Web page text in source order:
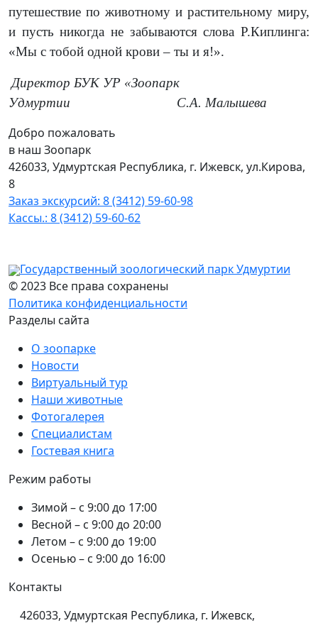
путешествие по животному и растительному миру,
и пусть никогда не забываются слова Р.Киплинга:
«Мы с тобой одной крови – ты и я!».
Директор БУК УР «Зоопарк
Удмуртии
С.А. Малышева
Добро пожаловать
в наш Зоопарк
426033, Удмуртская Республика, г. Ижевск, ул.Кирова,
8
Заказ экскурсий: 8 (3412) 59-60-98
Кассы.: 8 (3412) 59-60-62
Государственный зоологический парк Удмуртии
© 2023 Все права сохранены
Политика конфиденциальности
Разделы сайта
О зоопарке
Новости
Виртуальный тур
Наши животные
Фотогалерея
Специалистам
Гостевая книга
Режим работы
Зимой – с 9:00 до 17:00
Весной – с 9:00 до 20:00
Летом – с 9:00 до 19:00
Осенью – с 9:00 до 16:00
Контакты
426033, Удмуртская Республика, г. Ижевск,